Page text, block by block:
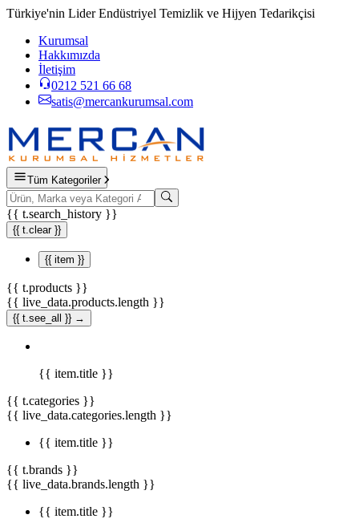
Türkiye'nin Lider Endüstriyel Temizlik ve Hijyen Tedarikçisi
Kurumsal
Hakkımızda
İletişim
0212 521 66 68
satis@mercankurumsal.com
Tüm Kategoriler
{{ t.search_history }}
{{ t.clear }}
{{ item }}
{{ t.products }}
{{ live_data.products.length }}
{{ t.see_all }} →
{{ item.title }}
{{ t.categories }}
{{ live_data.categories.length }}
{{ item.title }}
{{ t.brands }}
{{ live_data.brands.length }}
{{ item.title }}